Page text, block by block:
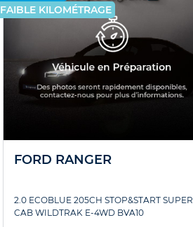
FAIBLE KILOMÉTRAGE
FORD RANGER
2.0 ECOBLUE 205CH STOP&START SUPER
CAB WILDTRAK E-4WD BVA10